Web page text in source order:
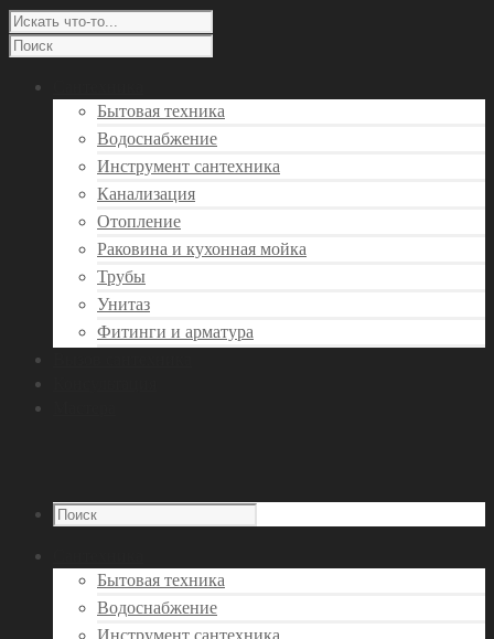
Бытовая техника
Водоснабжение
Инструмент сантехника
Канализация
Отопление
Раковина и кухонная мойка
Трубы
Унитаз
Фитинги и арматура
Бытовая техника
Водоснабжение
Инструмент сантехника